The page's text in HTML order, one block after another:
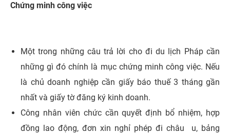
Chứng minh công việc
Một trong những câu trả lời cho đi du lịch Pháp cần
những gì đó chính là mục chứng minh công việc. Nếu
là chủ doanh nghiệp cần giấy báo thuế 3 tháng gần
nhất và giấy tờ đăng ký kinh doanh.
Công nhân viên chức cần quyết định bổ nhiệm, hợp
đồng lao động, đơn xin nghỉ phép đi châu u, bảng